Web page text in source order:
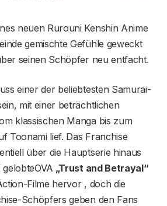
neuen Rurouni Kenshin Anime
gemischte Gefühle geweckt
seinen Schöpfer neu entfacht.
einer der beliebtesten Samurai-
mit einer beträchtlichen
klassischen Manga bis zum
Toonami lief. Das Franchise
über die Hauptserie hinaus
„Trust and Betrayal“
Filme hervor , doch die
Schöpfers geben den Fans